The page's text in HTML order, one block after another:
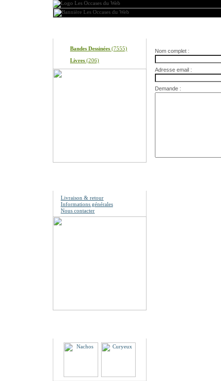
Bandes Dessinées (7555)
Livres (206)
Livraison & retour
Informations générales
Nous contacter
Nom complet :
Adresse email :
Demande :